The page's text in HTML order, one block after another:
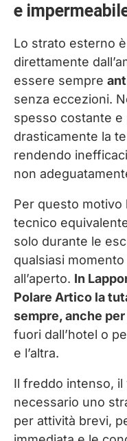
e
Lo strato esterno
direttamente
essere sempre
senza eccezioni.
spesso costante e
drasticamente la
rendendo
non
Per questo motivo
tecnico
solo durante le
qualsiasi
all’aperto. In
Polare Artico la
sempre, anche
fuori dall’hotel o
e l’altra.
Il freddo intenso,
necessario uno
per attività brevi,